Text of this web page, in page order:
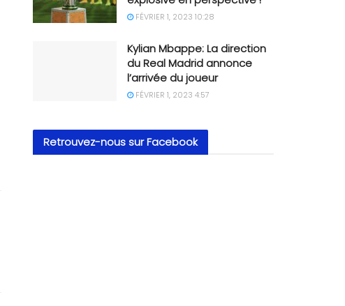
FÉVRIER 1, 2023 10:28
Kylian Mbappe: La direction
du Real Madrid annonce
l’arrivée du joueur
FÉVRIER 1, 2023 4:57
Retrouvez-nous sur Facebook